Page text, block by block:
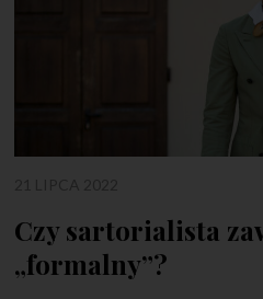
Czy sartorialista
„formalny”?